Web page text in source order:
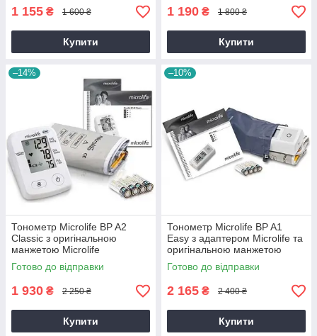
1 155 ₴ 1 600 ₴
Купити
1 190 ₴ 1 800 ₴
Купити
–14%
Тонометр Microlife BP A2
Classic з оригінальною
манжетою Microlife
автоматичний гарантія 5
років
Готово до відправки
1 930 ₴ 2 250 ₴
Купити
–10%
Тонометр Microlife BP A1
Easy з адаптером Microlife та
оригінальною манжетою
Microlife гарантія 5 років
Готово до відправки
2 165 ₴ 2 400 ₴
Купити